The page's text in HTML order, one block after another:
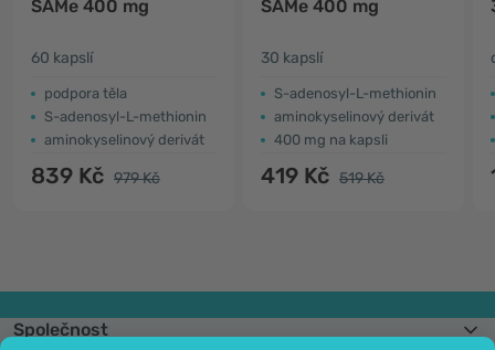
SAMe 400 mg
60 kapslí
podpora těla
S-adenosyl-L-methionin
aminokyselinový derivát
839 Kč 979 Kč
SAMe 400 mg
30 kapslí
S-adenosyl-L-methionin
aminokyselinový derivát
400 mg na kapsli
419 Kč 519 Kč
Společnost